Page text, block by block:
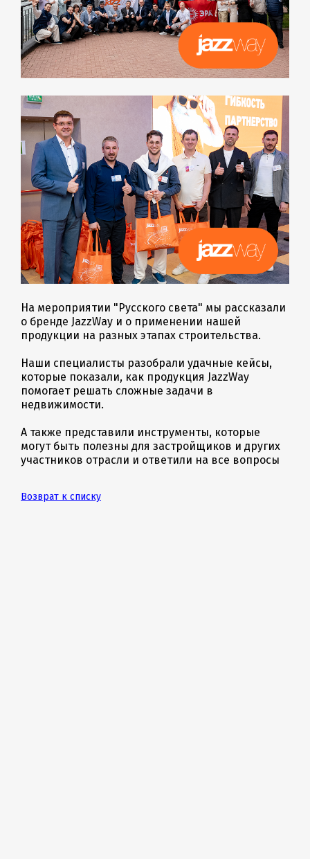
На мероприятии "Русского света" мы рассказали
о бренде JazzWay и о применении нашей
продукции на разных этапах строительства.
Наши специалисты разобрали удачные кейсы,
которые показали, как продукция JazzWay
помогает решать сложные задачи в
недвижимости.
А также представили инструменты, которые
могут быть полезны для застройщиков и других
участников отрасли и ответили на все вопросы
Возврат к списку